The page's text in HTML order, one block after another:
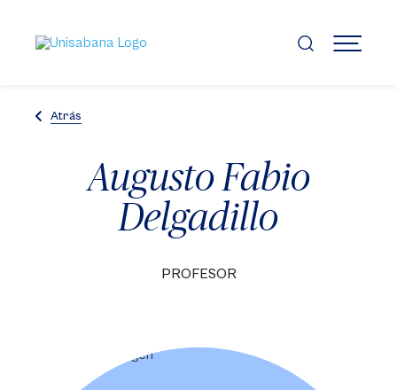
contenido
principal
MENÚ
Atrás
Augusto Fabio
Delgadillo
PROFESOR